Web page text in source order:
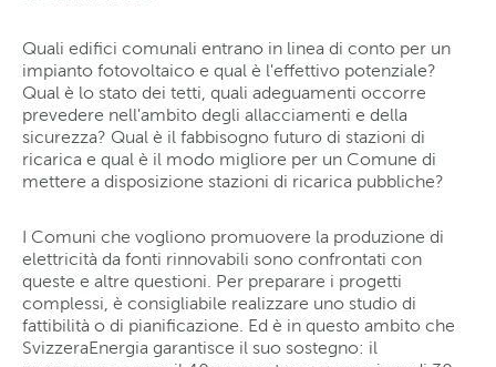
Quali edifici comunali entrano in linea di conto per un
impianto fotovoltaico e qual è l'effettivo potenziale?
Qual è lo stato dei tetti, quali adeguamenti occorre
prevedere nell'ambito degli allacciamenti e della
sicurezza? Qual è il fabbisogno futuro di stazioni di
ricarica e qual è il modo migliore per un Comune di
mettere a disposizione stazioni di ricarica pubbliche?
I Comuni che vogliono promuovere la produzione di
elettricità da fonti rinnovabili sono confrontati con
queste e altre questioni. Per preparare i progetti
complessi, è consigliabile realizzare uno studio di
fattibilità o di pianificazione. Ed è in questo ambito che
SvizzeraEnergia garantisce il suo sostegno: il